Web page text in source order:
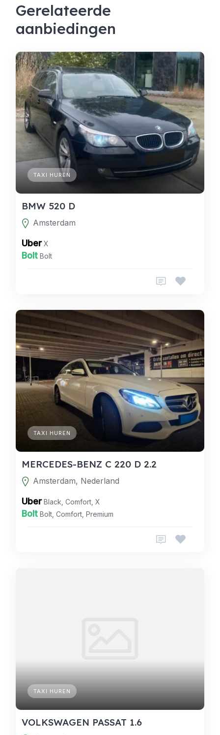
Gerelateerde
aanbiedingen
TAXI HUREN
BMW 520 D
Amsterdam
UberX
Bolt Bolt
TAXI HUREN
MERCEDES-BENZ C 220 D 2.2
Amsterdam, Nederland
UberBlack, Comfort, X
Bolt Bolt, Comfort, Premium
TAXI HUREN
VOLKSWAGEN PASSAT 1.6